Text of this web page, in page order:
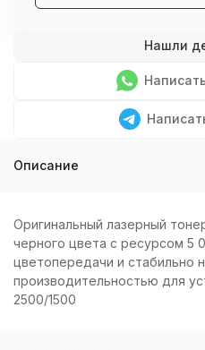
Описание
Оригинальный лазерный
черного цвета с ресурсом 5
цветопередачи и стабильно
производительностью для
2500/1500